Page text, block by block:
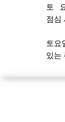
토
점심
토요
있는